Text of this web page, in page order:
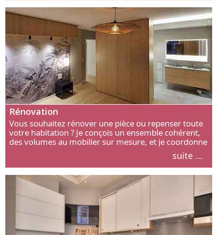
Rénovation
Vous souhaitez rénover une pièce ou repenser toute
votre habitation ? Je conçois un ensemble cohérent,
des volumes au mobilier sur mesure, et je coordonne
suite ...